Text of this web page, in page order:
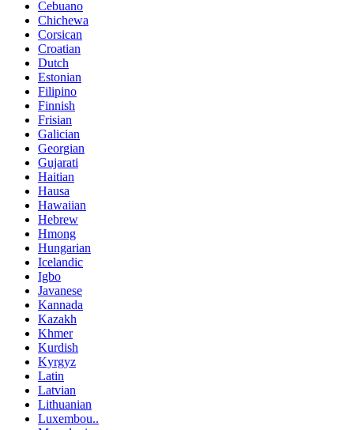
Cebuano
Chichewa
Corsican
Croatian
Dutch
Estonian
Filipino
Finnish
Frisian
Galician
Georgian
Gujarati
Haitian
Hausa
Hawaiian
Hebrew
Hmong
Hungarian
Icelandic
Igbo
Javanese
Kannada
Kazakh
Khmer
Kurdish
Kyrgyz
Latin
Latvian
Lithuanian
Luxembou..